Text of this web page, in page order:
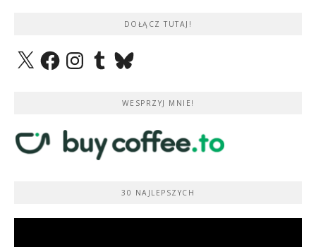
DOŁĄCZ TUTAJ!
X FacebookInstagramTumblrBluesky
WESPRZYJ MNIE!
30 NAJLEPSZYCH